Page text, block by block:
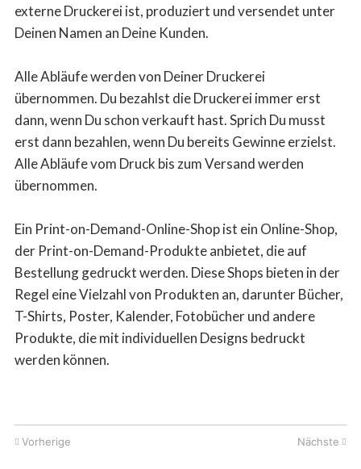
externe Druckerei ist, produziert und versendet unter
Deinen Namen an Deine Kunden.
Alle Abläufe werden von Deiner Druckerei
übernommen. Du bezahlst die Druckerei immer erst
dann, wenn Du schon verkauft hast. Sprich Du musst
erst dann bezahlen, wenn Du bereits Gewinne erzielst.
Alle Abläufe vom Druck bis zum Versand werden
übernommen.
Ein Print-on-Demand-Online-Shop ist ein Online-Shop,
der Print-on-Demand-Produkte anbietet, die auf
Bestellung gedruckt werden. Diese Shops bieten in der
Regel eine Vielzahl von Produkten an, darunter Bücher,
T-Shirts, Poster, Kalender, Fotobücher und andere
Produkte, die mit individuellen Designs bedruckt
werden können.
Vorherige Nächste